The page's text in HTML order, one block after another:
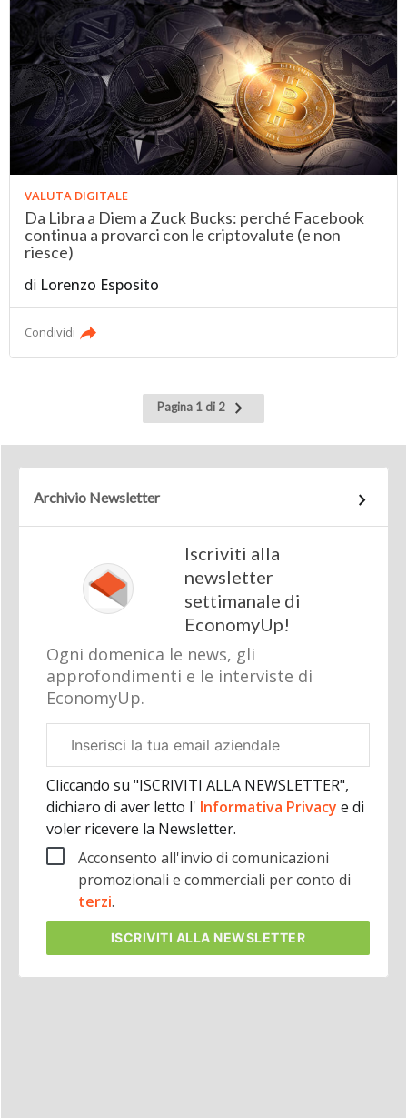
VALUTA DIGITALE
Da Libra a Diem a Zuck Bucks: perché Facebook
continua a provarci con le criptovalute (e non
riesce)
di Lorenzo Esposito
Condividi
Pagina 1 di 2
Pagina
successiva
Archivio Newsletter
Iscriviti alla
newsletter
settimanale di
EconomyUp!
Ogni domenica le news, gli
approfondimenti e le interviste di
EconomyUp.
aziendale
Cliccando su "ISCRIVITI ALLA NEWSLETTER",
dichiaro di aver letto l' Informativa Privacy e di
voler ricevere la Newsletter.
Acconsento all'invio di comunicazioni
promozionali e commerciali per conto di
terzi.
ISCRIVITI ALLA NEWSLETTER